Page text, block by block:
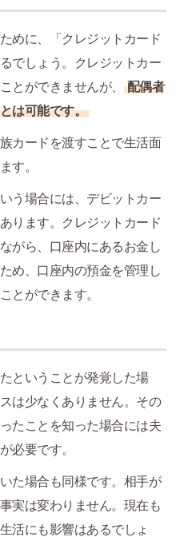
めに、「クレジットカード
でしょう。クレジットカー
とができませんが、
配偶者
は可能です。
カードを渡すことで生活面
す。
う場合には、デビットカー
ります。クレジットカード
がら、口座内にあるお金し
め、口座内の預金を管理し
とができます。
ということが発覚した場
は少なくありません。その
たことを知った場合には夫
必要です。
た場合も同様です。相手が
実は変わりません。現在も
活にも影響はあるでしょ